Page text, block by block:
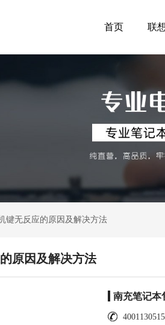
首页 联
键无反应的原因及解决方法
原因及解决方法
南充笔记本
4001130515